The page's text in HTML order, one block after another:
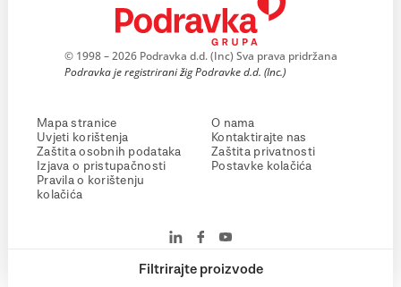
Filtrirajte proizvode
© 1998 – 2026 Podravka d.d. (Inc) Sva prava pridržana
Podravka je registrirani žig Podravke d.d. (Inc.)
Mapa stranice
Uvjeti korištenja
Zaštita osobnih podataka
Izjava o pristupačnosti
Pravila o korištenju
kolačića
O nama
Kontaktirajte nas
Zaštita privatnosti
Postavke kolačića